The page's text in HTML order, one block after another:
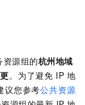
资源组的杭州地域
。为了避免 IP 地
议您参考公共资源